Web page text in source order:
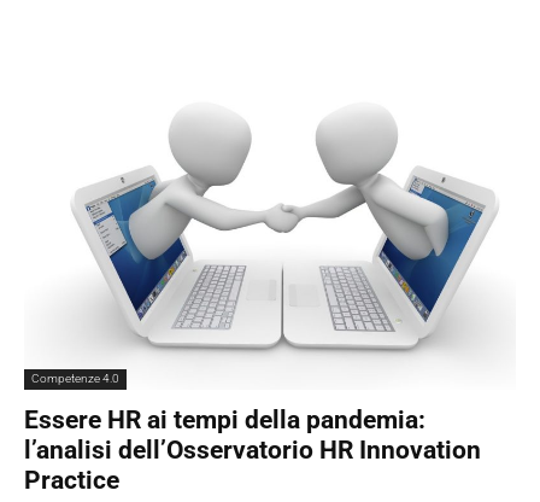
Competenze 4.0
Essere HR ai tempi della pandemia:
l’analisi dell’Osservatorio HR Innovation
Practice